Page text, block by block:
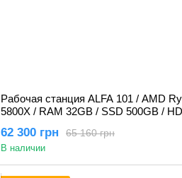
Рабочая станция ALFA 101 / AMD
5800X / RAM 32GB / SSD 500GB /
65 160 грн
62 300 грн
В наличии